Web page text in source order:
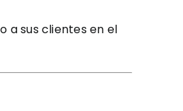
a sus clientes en el